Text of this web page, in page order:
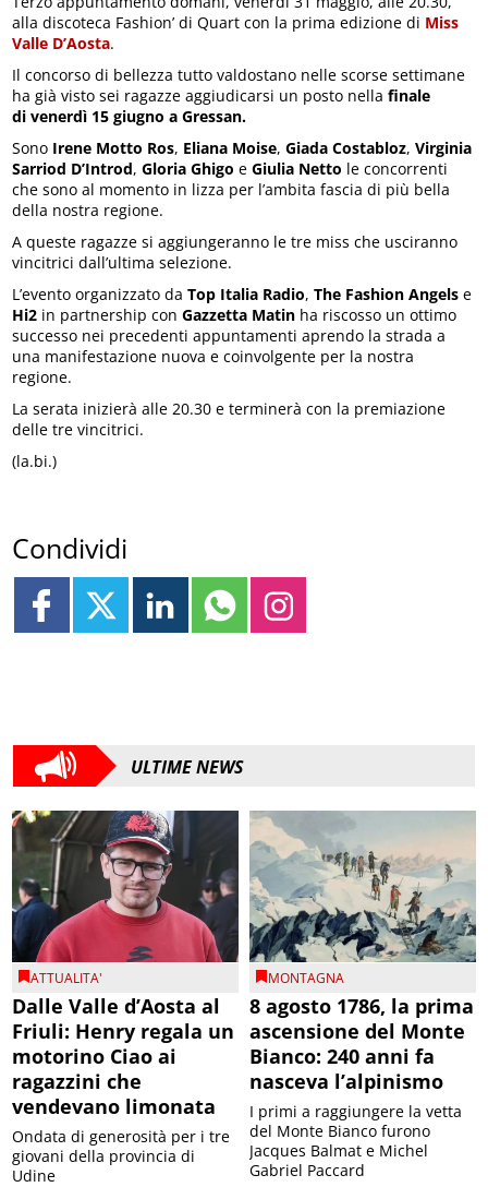
alla discoteca Fashion’ di Quart con la prima edizione di Miss
Valle D’Aosta.
Il concorso di bellezza tutto valdostano nelle scorse settimane
ha già visto sei ragazze aggiudicarsi un posto nellafinale
di venerdì 15 giugno a Gressan.
Sono Irene Motto Ros, Eliana Moise,Giada Costabloz,Virginia
Sarriod D’Introd,Gloria Ghigo eGiulia Netto le concorrenti
che sono al momento in lizza per l’ambita fascia di più bella
della nostra regione.
A queste ragazze si aggiungeranno le tre miss che usciranno
vincitrici dall’ultima selezione.
L’evento organizzato da Top Italia Radio,The Fashion Angels e
Hi2 in partnership conGazzetta Matin ha riscosso un ottimo
successo nei precedenti appuntamenti aprendo la strada a
una manifestazione nuova e coinvolgente per la nostra
regione.
La serata inizierà alle 20.30 e terminerà con la premiazione
delle tre vincitrici.
(la.bi.)
Condividi
ULTIME NEWS
ATTUALITA'
Dalle Valle d’Aosta al
Friuli: Henry regala un
motorino Ciao ai
ragazzini che
vendevano limonata
Ondata di generosità per i tre
giovani della provincia di
Udine
MONTAGNA
8 agosto 1786, la prima
ascensione del Monte
Bianco: 240 anni fa
nasceva l’alpinismo
I primi a raggiungere la vetta
del Monte Bianco furono
Jacques Balmat e Michel
Gabriel Paccard